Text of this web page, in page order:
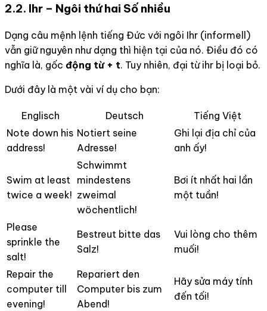
2.2. Ihr – Ngôi thứ hai Số nhiều
Dạng câu mệnh lệnh tiếng Đức với ngôi Ihr (informell)
vẫn giữ nguyên như dạng thì hiện tại của nó. Điều đó có
nghĩa là, gốc động từ + t. Tuy nhiên, đại từ ihr bị loại bỏ.
Dưới đây là một vài ví dụ cho bạn:
Englisch Deutsch
Tiếng Việt
Note down his
address!
Notiert seine
Adresse!
Ghi lại địa chỉ của
anh ấy!
Swim at least
twice a week!
Schwimmt
mindestens
zweimal
wöchentlich!
Bơi ít nhất hai lần
một tuần!
Please
sprinkle the
salt!
Bestreut bitte das
Salz!
Vui lòng cho thêm
muối!
Repair the
computer till
evening!
Repariert den
Computer bis zum
Abend!
Hãy sửa máy tính
đến tối!